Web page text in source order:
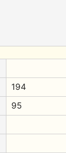
194
95